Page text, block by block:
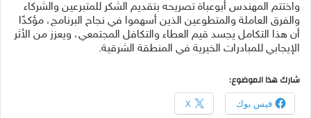
واختتم المهندس أبوعباة تصريحه بتقديم الشكر للمتبرعين والشركاء
والفرق العاملة والمتطوعين الذين أسهموا في نجاح البرنامج، مؤكدًا
أن هذا التكامل يجسد قيم العطاء والتكافل المجتمعي، ويعزز من الأثر
الإيجابي للمبادرات الخيرية في المنطقة الشرقية.
شارك هذا الموضوع:
فيس بوك X